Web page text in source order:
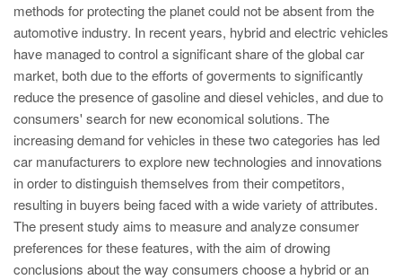
methods for protecting the planet could not be absent from the
automotive industry. In recent years, hybrid and electric vehicles
have managed to control a significant share of the global car
market, both due to the efforts of goverments to significantly
reduce the presence of gasoline and diesel vehicles, and due to
consumers' search for new economical solutions. The
increasing demand for vehicles in these two categories has led
car manufacturers to explore new technologies and innovations
in order to distinguish themselves from their competitors,
resulting in buyers being faced with a wide variety of attributes.
The present study aims to measure and analyze consumer
preferences for these features, with the aim of drowing
conclusions about the way consumers choose a hybrid or an